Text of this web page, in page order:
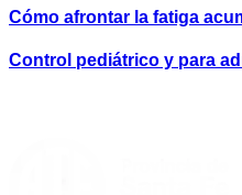
Cómo afrontar la fatiga
Control pediátrico y para